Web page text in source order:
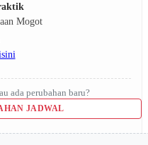
Mogot
ada perubahan baru?
JADWAL